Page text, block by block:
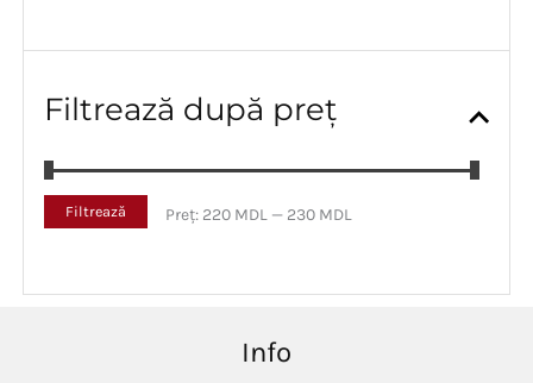
Filtrează după preț
m
m
Filtrează Preț: 220 MDL — 230 MDL
Info